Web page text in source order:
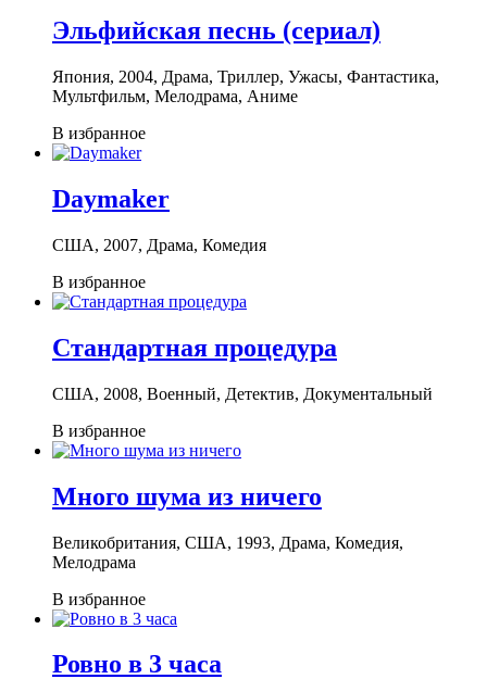
Эльфийская песнь (сериал)
Япония, 2004, Драма, Триллер, Ужасы, Фантастика,
Мультфильм, Мелодрама, Аниме
В избранное
Daymaker
США, 2007, Драма, Комедия
В избранное
Стандартная процедура
США, 2008, Военный, Детектив, Документальный
В избранное
Много шума из ничего
Великобритания, США, 1993, Драма, Комедия,
Мелодрама
В избранное
Ровно в 3 часа